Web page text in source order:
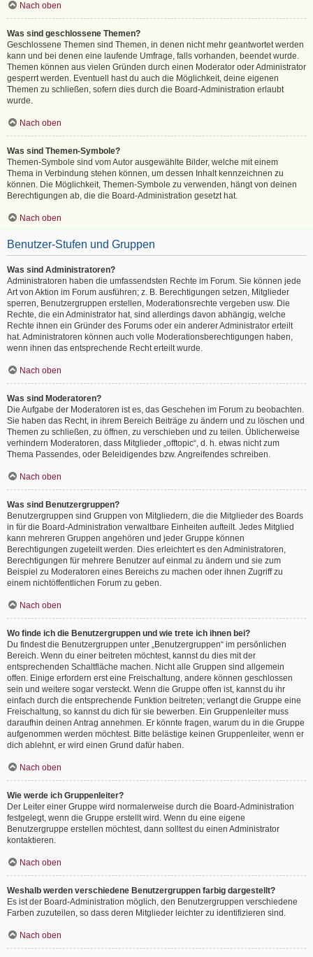
Nach oben
Was sind geschlossene Themen?
Geschlossene Themen sind Themen, in denen nicht mehr geantwortet werden
kann und bei denen eine laufende Umfrage, falls vorhanden, beendet wurde.
Themen können aus vielen Gründen durch einen Moderator oder Administrator
gesperrt werden. Eventuell hast du auch die Möglichkeit, deine eigenen
Themen zu schließen, sofern dies durch die Board-Administration erlaubt
wurde.
Nach oben
Was sind Themen-Symbole?
Themen-Symbole sind vom Autor ausgewählte Bilder, welche mit einem
Thema in Verbindung stehen können, um dessen Inhalt kennzeichnen zu
können. Die Möglichkeit, Themen-Symbole zu verwenden, hängt von deinen
Berechtigungen ab, die die Board-Administration gesetzt hat.
Nach oben
Benutzer-Stufen und Gruppen
Was sind Administratoren?
Administratoren haben die umfassendsten Rechte im Forum. Sie können jede
Art von Aktion im Forum ausführen; z. B. Berechtigungen setzen, Mitglieder
sperren, Benutzergruppen erstellen, Moderationsrechte vergeben usw. Die
Rechte, die ein Administrator hat, sind allerdings davon abhängig, welche
Rechte ihnen ein Gründer des Forums oder ein anderer Administrator erteilt
hat. Administratoren können auch volle Moderationsberechtigungen haben,
wenn ihnen das entsprechende Recht erteilt wurde.
Nach oben
Was sind Moderatoren?
Die Aufgabe der Moderatoren ist es, das Geschehen im Forum zu beobachten.
Sie haben das Recht, in ihrem Bereich Beiträge zu ändern und zu löschen und
Themen zu schließen, zu öffnen, zu verschieben und zu teilen. Üblicherweise
verhindern Moderatoren, dass Mitglieder „offtopic“, d. h. etwas nicht zum
Thema Passendes, oder Beleidigendes bzw. Angreifendes schreiben.
Nach oben
Was sind Benutzergruppen?
Benutzergruppen sind Gruppen von Mitgliedern, die die Mitglieder des Boards
in für die Board-Administration verwaltbare Einheiten aufteilt. Jedes Mitglied
kann mehreren Gruppen angehören und jeder Gruppe können
Berechtigungen zugeteilt werden. Dies erleichtert es den Administratoren,
Berechtigungen für mehrere Benutzer auf einmal zu ändern und sie zum
Beispiel zu Moderatoren eines Bereichs zu machen oder ihnen Zugriff zu
einem nichtöffentlichen Forum zu geben.
Nach oben
Wo finde ich die Benutzergruppen und wie trete ich ihnen bei?
Du findest die Benutzergruppen unter „Benutzergruppen“ im persönlichen
Bereich. Wenn du einer beitreten möchtest, kannst du dies mit der
entsprechenden Schaltfläche machen. Nicht alle Gruppen sind allgemein
offen. Einige erfordern erst eine Freischaltung, andere können geschlossen
sein und weitere sogar versteckt. Wenn die Gruppe offen ist, kannst du ihr
einfach durch die entsprechende Funktion beitreten; verlangt die Gruppe eine
Freischaltung, so kannst du dich für sie bewerben. Ein Gruppenleiter muss
daraufhin deinen Antrag annehmen. Er könnte fragen, warum du in die Gruppe
aufgenommen werden möchtest. Bitte belästige keinen Gruppenleiter, wenn er
dich ablehnt, er wird einen Grund dafür haben.
Nach oben
Wie werde ich Gruppenleiter?
Der Leiter einer Gruppe wird normalerweise durch die Board-Administration
festgelegt, wenn die Gruppe erstellt wird. Wenn du eine eigene
Benutzergruppe erstellen möchtest, dann solltest du einen Administrator
kontaktieren.
Nach oben
Weshalb werden verschiedene Benutzergruppen farbig dargestellt?
Es ist der Board-Administration möglich, den Benutzergruppen verschiedene
Farben zuzuteilen, so dass deren Mitglieder leichter zu identifizieren sind.
Nach oben